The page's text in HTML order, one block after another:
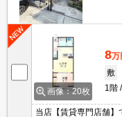
画像：20枚
8万
敷
1階
当店【賃貸専門店舗】